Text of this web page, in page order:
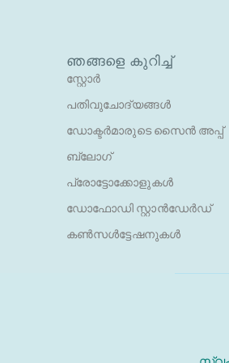
ഞങ്ങളെ കുറിച്ച്
സ്റ്റോർ
പതിവുചോദ്യങ്ങൾ
ഡോക്ടർമാരുടെ സൈൻ അപ്പ്
ബ്ലോഗ്
പ്രോട്ടോക്കോളുകൾ
ഡോഫോഡി സ്റ്റാൻഡേർഡ്
കൺസൾട്ടേഷനുകൾ